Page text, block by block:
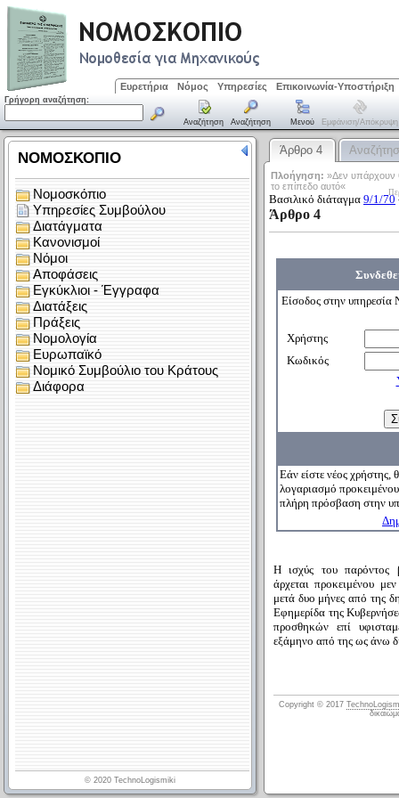
Ευρετήρια Νόμος Υπηρεσίες Επικοινωνία-Υποστήριξη
Γρήγορη αναζήτηση:
Αναζήτηση Αναζήτηση Μενού Εμφάνιση/απόκρυψη
Άρθρο 4